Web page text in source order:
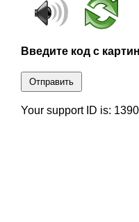
Введите код с
Отправить
Your support ID is: